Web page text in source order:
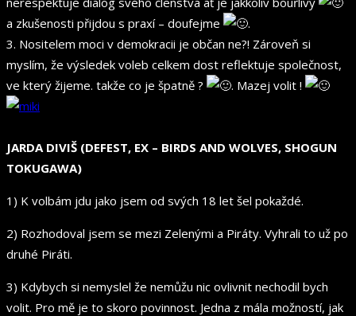
a zkušenosti přijdou s praxí – doufejme
.
3. Nositelem moci v demokracii je občan ne?! Zároveň si
myslím, že výsledek voleb celkem dost reflektuje společnost,
ve který žijeme. takže co je špatně ?
. Mazej volit !
JARDA DIVIŠ (DEFEST, EX – BIRDS AND WOLVES, SHOGUN
TOKUGAWA)
1) K volbám jdu jako jsem od svých 18 let šel pokaždé.
2) Rozhodoval jsem se mezi Zelenými a Piráty. Vyhrali to už po
druhé Piráti.
3) Kdybych si nemyslel že nemůžu nic ovlivnit nechodil bych
volit. Pro mě je to skoro povinnost. Jedna z mála možností, jak